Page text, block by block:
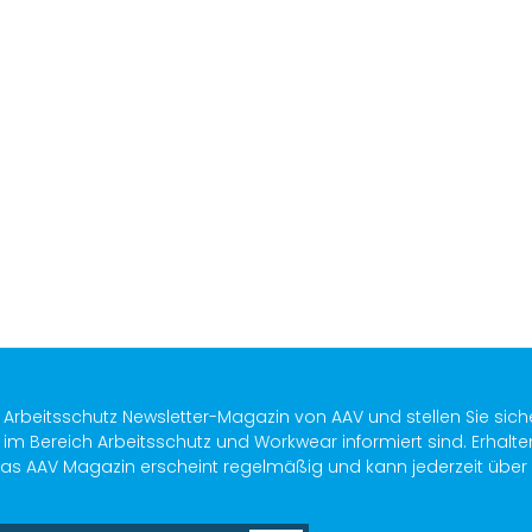
Newsletter-Magazin von AAV und stellen Sie
Bereich Arbeitsschutz und Workwear informiert sind.
AAV Magazin erscheint regelmäßig und kann jederzeit